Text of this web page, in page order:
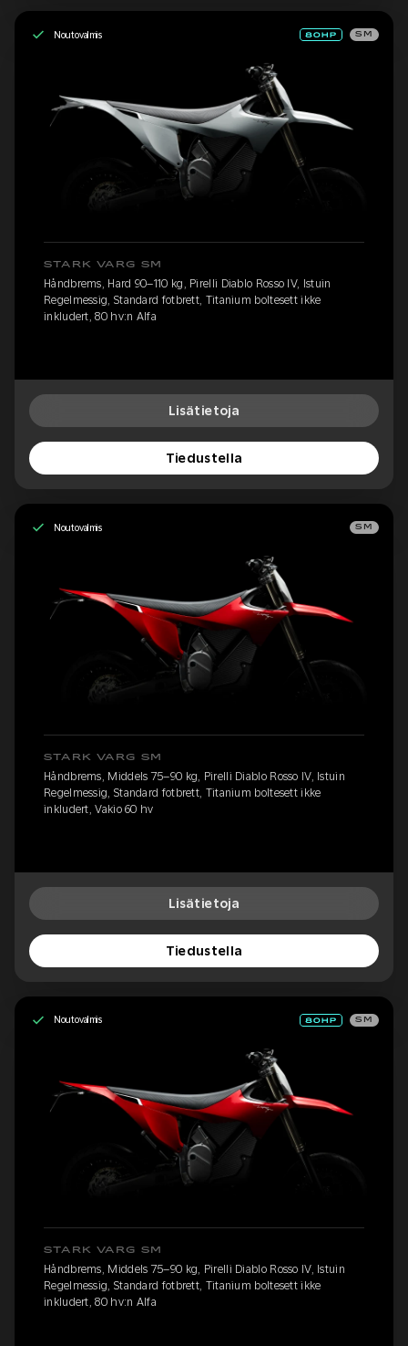
Noutovalmis SM
STARK VARG SM
Håndbrems, Hard 90–110 kg, Pirelli Diablo Rosso IV, Istuin
Regelmessig, Standard fotbrett, Titanium boltesett ikke
inkludert, 80 hv:n Alfa
Lisätietoja
Tiedustella
Noutovalmis SM
STARK VARG SM
Håndbrems, Middels 75–90 kg, Pirelli Diablo Rosso IV, Istuin
Regelmessig, Standard fotbrett, Titanium boltesett ikke
inkludert, Vakio 60 hv
Lisätietoja
Tiedustella
Noutovalmis SM
STARK VARG SM
Håndbrems, Middels 75–90 kg, Pirelli Diablo Rosso IV, Istuin
Regelmessig, Standard fotbrett, Titanium boltesett ikke
inkludert, 80 hv:n Alfa